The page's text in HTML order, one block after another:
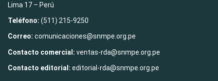
Lima 17 – Perú
Teléfono: (511) 215-9250
Correo: comunicaciones@snmpe.org.pe
Contacto comercial: ventas-rda@snmpe.org.pe
Contacto editorial: editorial-rda@snmpe.org.pe